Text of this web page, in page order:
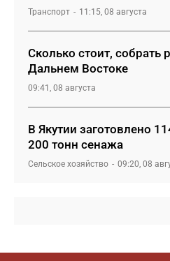
Транспорт 11:15, 08 августа
Сколько стоит, собрать
Дальнем Востоке
09:41, 08 августа
В Якутии заготовлено
200 тонн сенажа
Сельское хозяйство 09:20, 08